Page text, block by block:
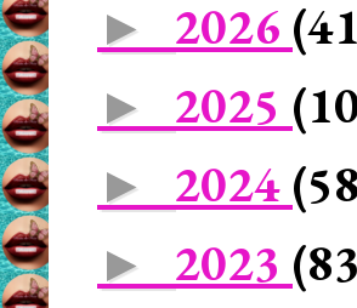
► 2026
► 2025
► 2024
► 2023